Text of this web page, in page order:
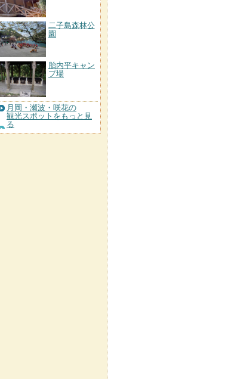
二子島森林公
園
胎内平キャン
プ場
月岡・瀬波・咲花の
観光スポットをもっと見
る